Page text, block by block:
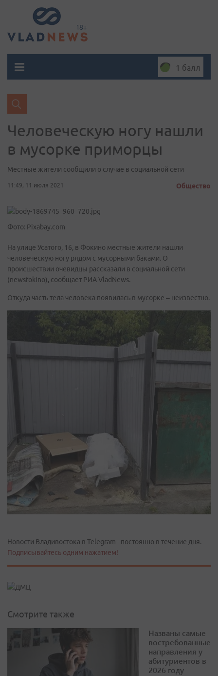
1 балл
Человеческую ногу нашли
в мусорке приморцы
Местные жители сообщили о случае в социальной сети
11:49, 11 июля 2021 Общество
Фото: Pixabay.com
На улице Усатого, 16, в Фокино местные жители нашли
человеческую ногу рядом с мусорными баками. О
происшествии очевидцы рассказали в социальной сети
(newsfokino), сообщает РИА VladNews.
Откуда часть тела человека появилась в мусорке – неизвестно.
Новости Владивостока в Telegram - постоянно в течение дня.
Подписывайтесь одним нажатием!
Смотрите также
Названы самые
востребованные
направления у
абитуриентов в
2026 году